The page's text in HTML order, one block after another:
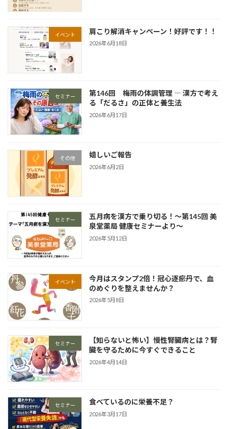
イベント 肩こり解消キャンペーン！好評です！！
2026年6月18日
セミナー
第146回 梅雨の体調管理 ― 漢方で考え
る「だるさ」の正体と養生法
2026年6月17日
その他 嬉しいご報告
2026年6月2日
セミナー
五月病を漢方で乗り切る！〜第145回 美
泉堂薬局 健康セミナーより〜
2026年5月12日
イベント
今月はスタンプ2倍！冠心逐瘀丹で、血
のめぐりを整えませんか？
2026年5月8日
セミナー
【知らないと怖い】慢性腎臓病とは？腎
臓を守るために今すぐできること
2026年4月14日
セミナー 食べているのに栄養不足？
2026年3月17日